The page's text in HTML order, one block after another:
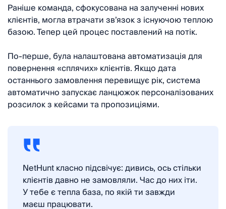
Раніше команда, сфокусована на залученні нових
клієнтів, могла втрачати зв’язок з існуючою теплою
базою. Тепер цей процес поставлений на потік.
По-перше, була налаштована автоматизація для
повернення «сплячих» клієнтів. Якщо дата
останнього замовлення перевищує рік, система
автоматично запускає ланцюжок персоналізованих
розсилок з кейсами та пропозиціями.
NetHunt класно підсвічує: дивись, ось стільки
клієнтів давно не замовляли. Час до них іти.
У тебе є тепла база, по якій ти завжди
маєш працювати.